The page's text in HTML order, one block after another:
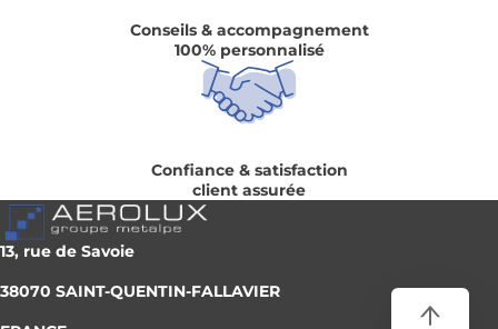
Conseils & accompagnement
100% personnalisé
Confiance & satisfaction
client assurée
13, rue de Savoie
38070 SAINT-QUENTIN-FALLAVIER